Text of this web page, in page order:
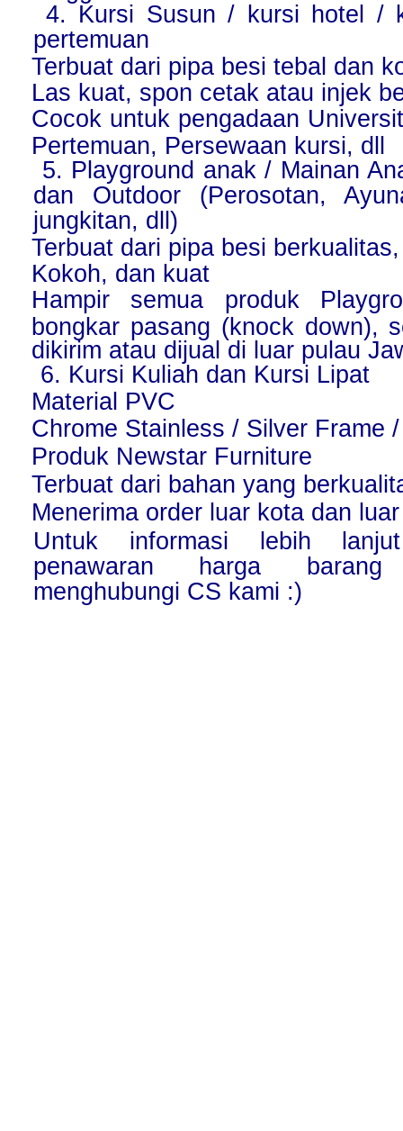
4. Kursi Susun / kursi hotel /
pertemuan
Terbuat dari pipa besi tebal dan
Las kuat, spon cetak atau injek
Cocok untuk pengadaan
Pertemuan, Persewaan kursi, dll
5. Playground anak / Mainan
dan Outdoor (Perosotan,
jungkitan, dll)
Terbuat dari pipa besi
Kokoh, dan kuat
Hampir semua produk
bongkar pasang (knock down),
dikirim atau dijual di luar pulau
6. Kursi Kuliah dan Kursi Lipat
Material PVC
Chrome Stainless / Silver Frame
Produk Newstar Furniture
Terbuat dari bahan yang
Menerima order luar kota dan
Untuk informasi lebih
penawaran harga
menghubungi CS kami :)